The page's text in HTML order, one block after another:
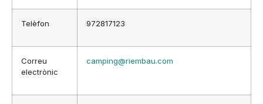
Telèfon 972817123
Correu
electrònic
camping@riembau.com